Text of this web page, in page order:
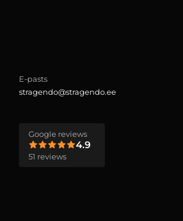
E-pasts
stragendo@stragendo.ee
Google reviews
4.9
51 reviews